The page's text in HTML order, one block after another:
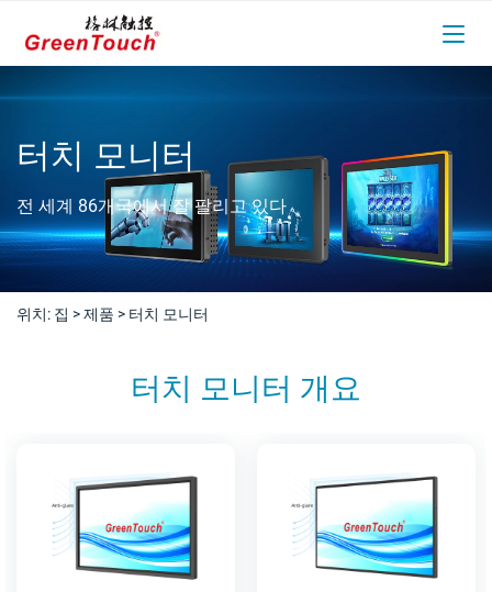
터치 모니터
전 세계 86개국에서 잘 팔리고 있다
위치: 집 >제품 > 터치 모니터
터치 모니터 개요